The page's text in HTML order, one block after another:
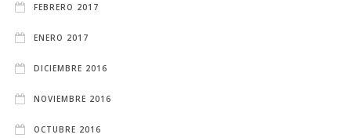
FEBRERO 2017
ENERO 2017
DICIEMBRE 2016
NOVIEMBRE 2016
OCTUBRE 2016